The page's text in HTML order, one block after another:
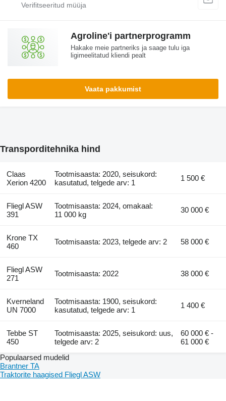
Agroline'i partnerprogramm
Hakake meie partneriks ja saage tulu iga
ligimeelitatud kliendi pealt
Vaata pakkumist
Transporditehnika hind
Claas
Xerion 4200
Tootmisaasta: 2020, seisukord:
kasutatud, telgede arv: 1
1 500 €
Fliegl ASW
391
Tootmisaasta: 2024, omakaal:
11 000 kg
30 000 €
Krone TX
460
Tootmisaasta: 2023, telgede arv: 2 58 000 €
Fliegl ASW
271
Tootmisaasta: 2022 38 000 €
Kverneland
UN 7000
Tootmisaasta: 1900, seisukord:
kasutatud, telgede arv: 1
1 400 €
Tebbe ST
450
Tootmisaasta: 2025, seisukord: uus,
telgede arv: 2
60 000 € -
61 000 €
Populaarsed mudelid
Brantner TA
Traktorite haagised Fliegl ASW